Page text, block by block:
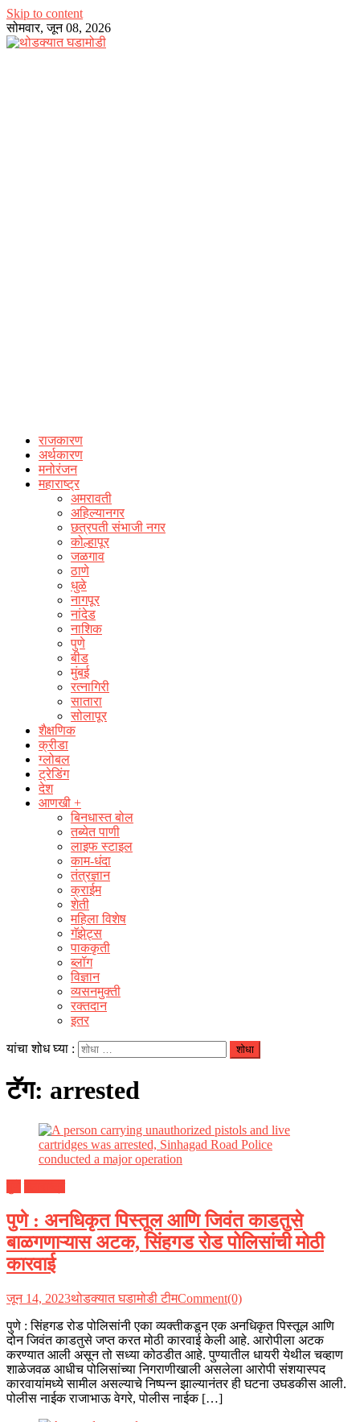
Skip to content
सोमवार, जून 08, 2026
राजकारण
अर्थकारण
मनोरंजन
महाराष्ट्र
अमरावती
अहिल्यानगर
छत्रपती संभाजी नगर
कोल्हापूर
जळगाव
ठाणे
धुळे
नागपूर
नांदेड
नाशिक
पुणे
बीड
मुंबई
रत्नागिरी
सातारा
सोलापूर
शैक्षणिक
क्रीडा
ग्लोबल
ट्रेडिंग
देश
आणखी +
बिनधास्त बोल
तब्येत पाणी
लाइफ स्टाइल
काम-धंदा
तंत्रज्ञान
क्राईम
शेती
महिला विशेष
गॅझेट्स
पाककृती
ब्लॉग
विज्ञान
व्यसनमुक्ती
रक्‍तदान
इतर
यांचा शोध घ्या :
टॅग: arrested
पुणे : अनधिकृत पिस्तूल आणि जिवंत काडतुसे
बाळगणाऱ्यास अटक, सिंहगड रोड पोलिसांची मोठी
कारवाई
जून 14, 2023थोडक्यात घडामोडी टीमComment(0)
पुणे : सिंहगड रोड पोलिसांनी एका व्यक्तीकडून एक अनधिकृत पिस्तूल आणि
दोन जिवंत काडतुसे जप्त करत मोठी कारवाई केली आहे. आरोपीला अटक
करण्यात आली असून तो सध्या कोठडीत आहे. पुण्यातील धायरी येथील चव्हाण
शाळेजवळ आधीच पोलिसांच्या निगराणीखाली असलेला आरोपी संशयास्पद
कारवायांमध्ये सामील असल्याचे निष्पन्न झाल्यानंतर ही घटना उघडकीस आली.
पोलीस नाईक राजाभाऊ वेगरे, पोलीस नाईक […]